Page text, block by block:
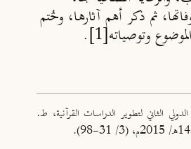
ثم ذكر أهم آثارها، وخُتم
وتوصياته[1]
.
الثاني لتطوير الدراسات القرآنية، ط.